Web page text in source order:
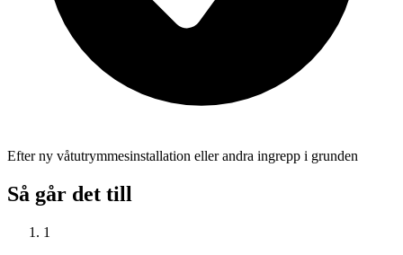
Efter ny våtutrymmesinstallation eller andra ingrepp i grunden
Så går det till
1